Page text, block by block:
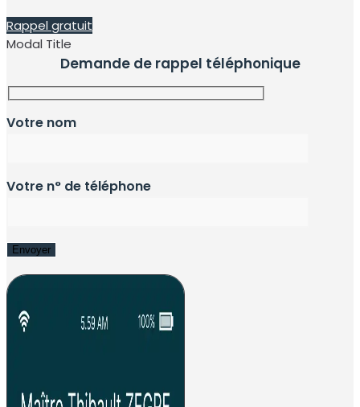
Rappel gratuit
Modal Title
Demande de rappel téléphonique
Votre nom
Votre n° de téléphone